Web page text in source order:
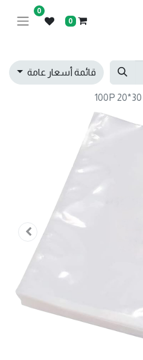
0
0
قائمة أسعار عامة